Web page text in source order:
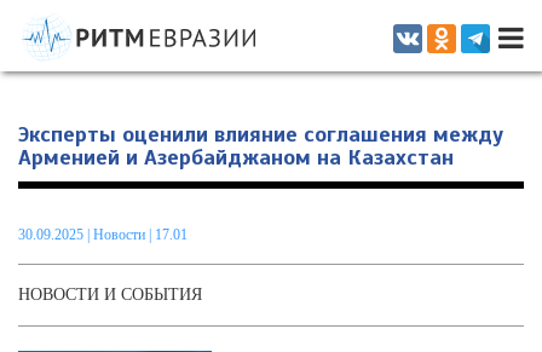
Информационно-аналитическое издание, посвященное актуальным
проблемам интеграции на постсоветском пространстве
Эксперты оценили влияние соглашения между
Арменией и Азербайджаном на Казахстан
30.09.2025 Новости | 17.01
НОВОСТИ И СОБЫТИЯ